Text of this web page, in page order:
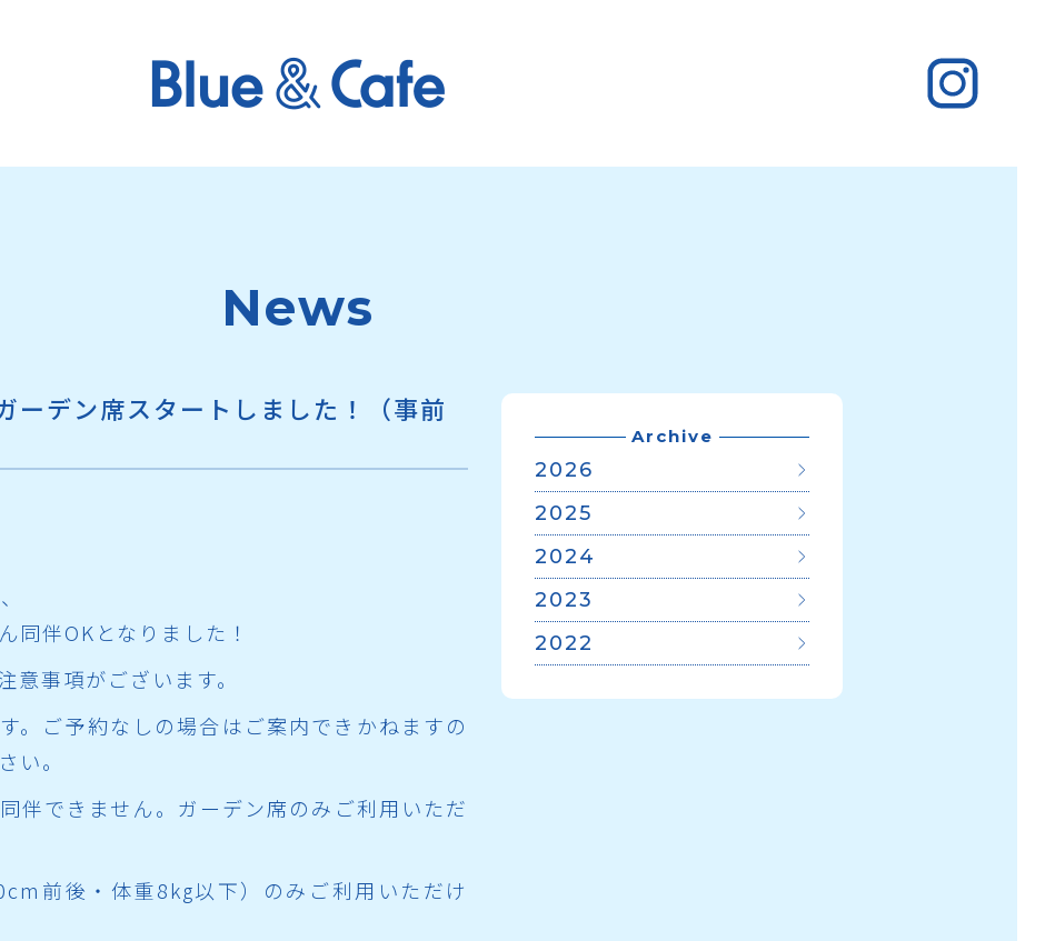
News
ーデン席スタートしました！（事前
同伴OKとなりました！
意事項がございます。
。ご予約なしの場合はご案内できかねますの
い。
伴できません。ガーデン席のみご利用いただ
前後・体重8kg以下）のみご利用いただけ
Archive
2026
2025
2024
2023
2022